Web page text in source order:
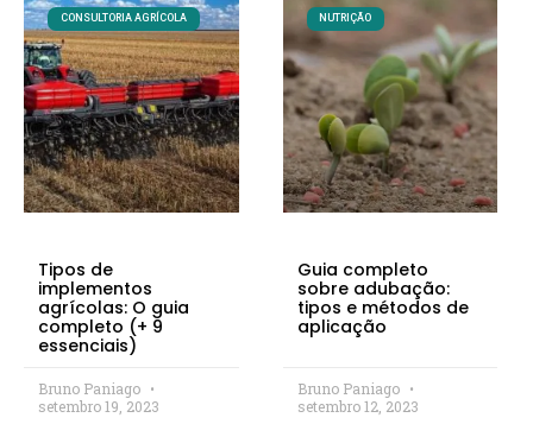
CONSULTORIA AGRÍCOLA
Tipos de
implementos
agrícolas: O guia
completo (+ 9
essenciais)
Bruno Paniago
setembro 19, 2023
NUTRIÇÃO
Guia completo
sobre adubação:
tipos e métodos de
aplicação
Bruno Paniago
setembro 12, 2023